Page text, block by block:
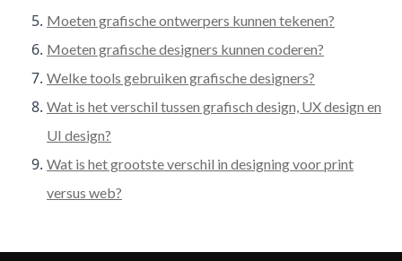
Moeten grafische ontwerpers kunnen tekenen?
Moeten grafische designers kunnen coderen?
Welke tools gebruiken grafische designers?
Wat is het verschil tussen grafisch design, UX design en
UI design?
Wat is het grootste verschil in designing voor print
versus web?